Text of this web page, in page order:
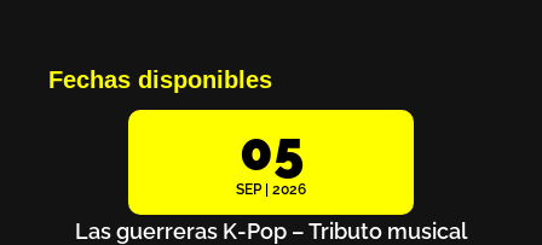
Fechas disponibles
05
SEP | 2026
Las guerreras K-Pop – Tributo musical